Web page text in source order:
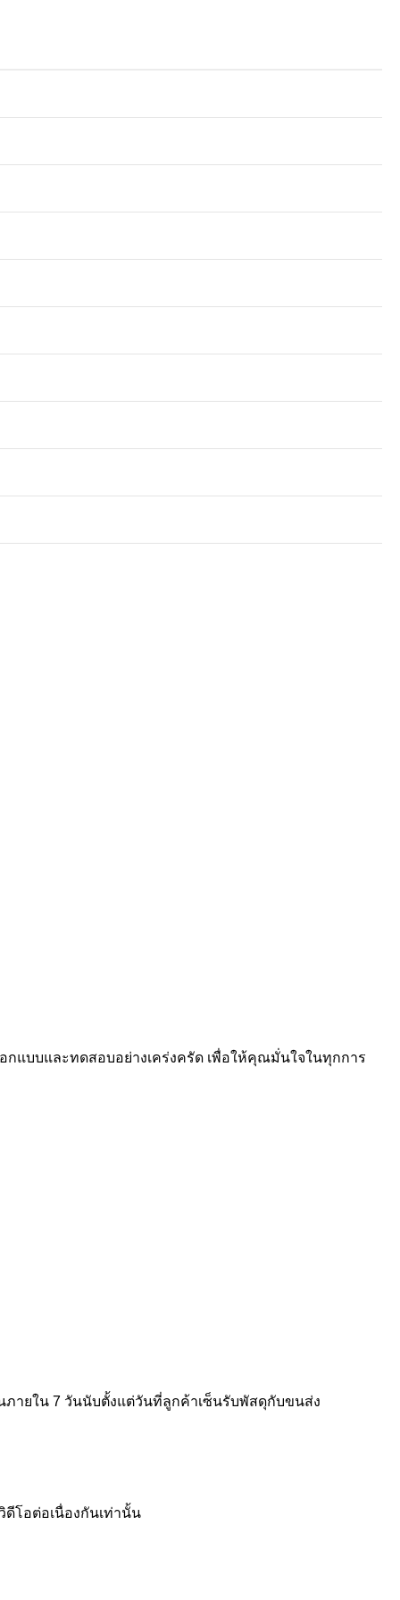
แบบและทดสอบอย่างเคร่งครัด เพื่อให้คุณมั่นใจในทุกการ
ายใน 7 วันนับตั้งแต่วันที่ลูกค้าเซ็นรับพัสดุกับขนส่ง
โอต่อเนื่องกันเท่านั้น